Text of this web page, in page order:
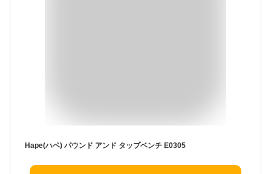
Hape(ハペ) パウンド アンド タップベンチ E0305